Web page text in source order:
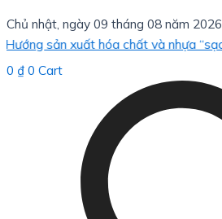
Chủ nhật, ngày 09 tháng 08 năm 2026
xuất hóa chất và nhựa “sạch”
0 ₫ 0 Cart